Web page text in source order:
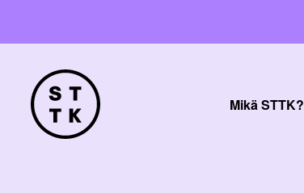
Mikä STTK?